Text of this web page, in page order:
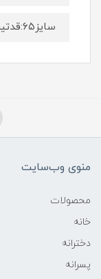
سایز۶۵:قدتیشرت۶۵عرض۴۷قدشلوارک۵۹
منوی وب‌سایت
محصولات
خانه
دخترانه
پسرانه